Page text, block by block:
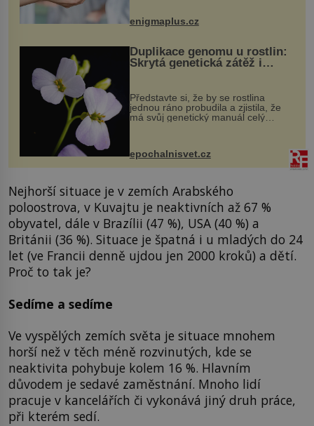
enigmaplus.cz
Duplikace genomu u rostlin:
Skrytá genetická zátěž i
Představte si, že by se rostlina
jednou ráno probudila a zjistila, že
má svůj genetický manuál celý
vstupenka...
epochalnisvet.cz
Nejhorší situace je v zemích Arabského
poloostrova, v Kuvajtu je neaktivních až 67 %
obyvatel, dále v Brazílii (47 %), USA (40 %) a
Británii (36 %). Situace je špatná i u mladých do 24
let (ve Francii denně ujdou jen 2000 kroků) a dětí.
Proč to tak je?
Sedíme a sedíme
Ve vyspělých zemích světa je situace mnohem
horší než v těch méně rozvinutých, kde se
neaktivita pohybuje kolem 16 %. Hlavním
důvodem je sedavé zaměstnání. Mnoho lidí
pracuje v kancelářích či vykonává jiný druh práce,
při kterém sedí.